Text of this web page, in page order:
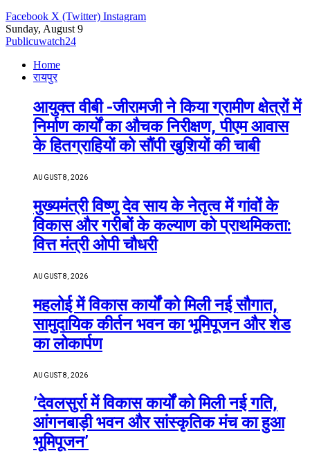
Facebook X (Twitter) Instagram
Sunday, August 9
Publicuwatch24
Home
रायपुर
आयुक्त वीबी -जीरामजी ने किया ग्रामीण क्षेत्रों में
निर्माण कार्यों का औचक निरीक्षण, पीएम आवास
के हितग्राहियों को सौंपी खुशियों की चाबी
AUGUST 8, 2026
मुख्यमंत्री विष्णु देव साय के नेतृत्व में गांवों के
विकास और गरीबों के कल्याण को प्राथमिकता:
वित्त मंत्री ओपी चौधरी
AUGUST 8, 2026
महलोई में विकास कार्यों को मिली नई सौगात,
सामुदायिक कीर्तन भवन का भूमिपूजन और शेड
का लोकार्पण
AUGUST 8, 2026
’देवलसुर्रा में विकास कार्यों को मिली नई गति,
आंगनबाड़ी भवन और सांस्कृतिक मंच का हुआ
भूमिपूजन’